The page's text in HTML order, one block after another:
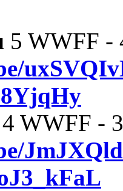
5 WWFF -
WWFF -